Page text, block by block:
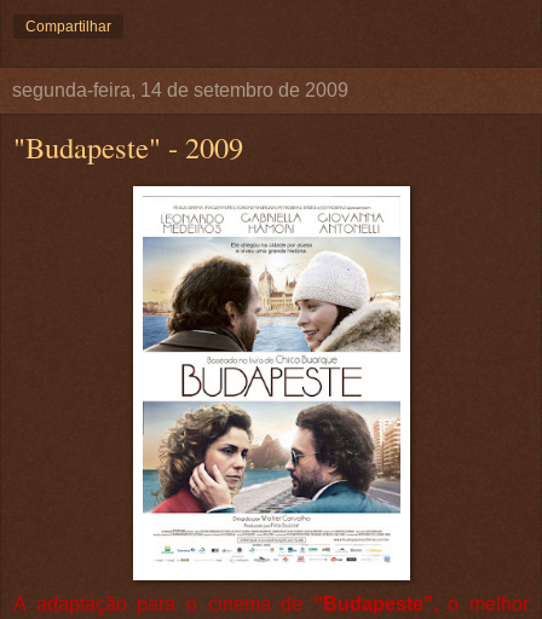
Compartilhar
segunda-feira, 14 de setembro de 2009
"Budapeste" - 2009
A adaptação para o cinema de “Budapeste”, o melhor